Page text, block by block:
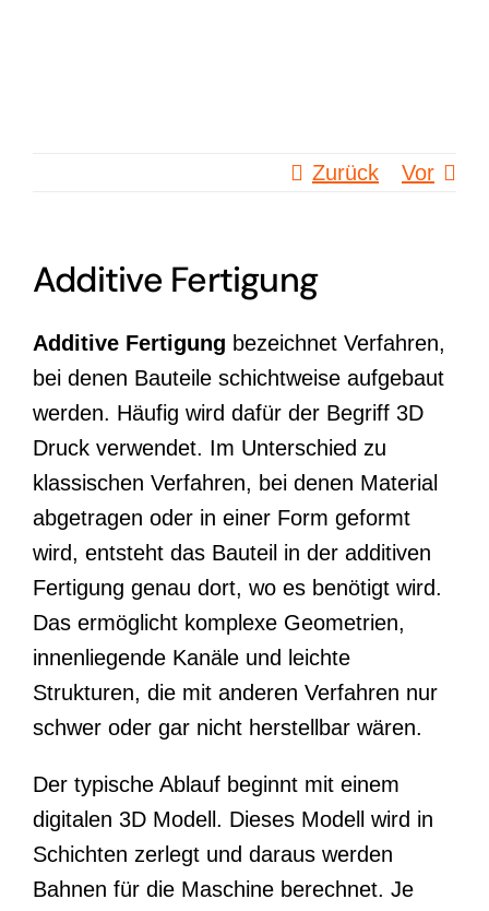
Zurück Vor
Additive Fertigung
Additive Fertigung bezeichnet Verfahren,
bei denen Bauteile schichtweise aufgebaut
werden. Häufig wird dafür der Begriff 3D
Druck verwendet. Im Unterschied zu
klassischen Verfahren, bei denen Material
abgetragen oder in einer Form geformt
wird, entsteht das Bauteil in der additiven
Fertigung genau dort, wo es benötigt wird.
Das ermöglicht komplexe Geometrien,
innenliegende Kanäle und leichte
Strukturen, die mit anderen Verfahren nur
schwer oder gar nicht herstellbar wären.
Der typische Ablauf beginnt mit einem
digitalen 3D Modell. Dieses Modell wird in
Schichten zerlegt und daraus werden
Bahnen für die Maschine berechnet. Je